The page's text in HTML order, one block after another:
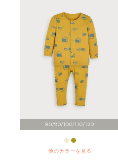
80/90/100/110/120
他のカラーを見る